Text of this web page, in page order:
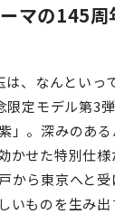
マの145
、なんといっ
限定モデル第3
」。深みのあ
かせた特別仕
ら東京へと受
いものを生み